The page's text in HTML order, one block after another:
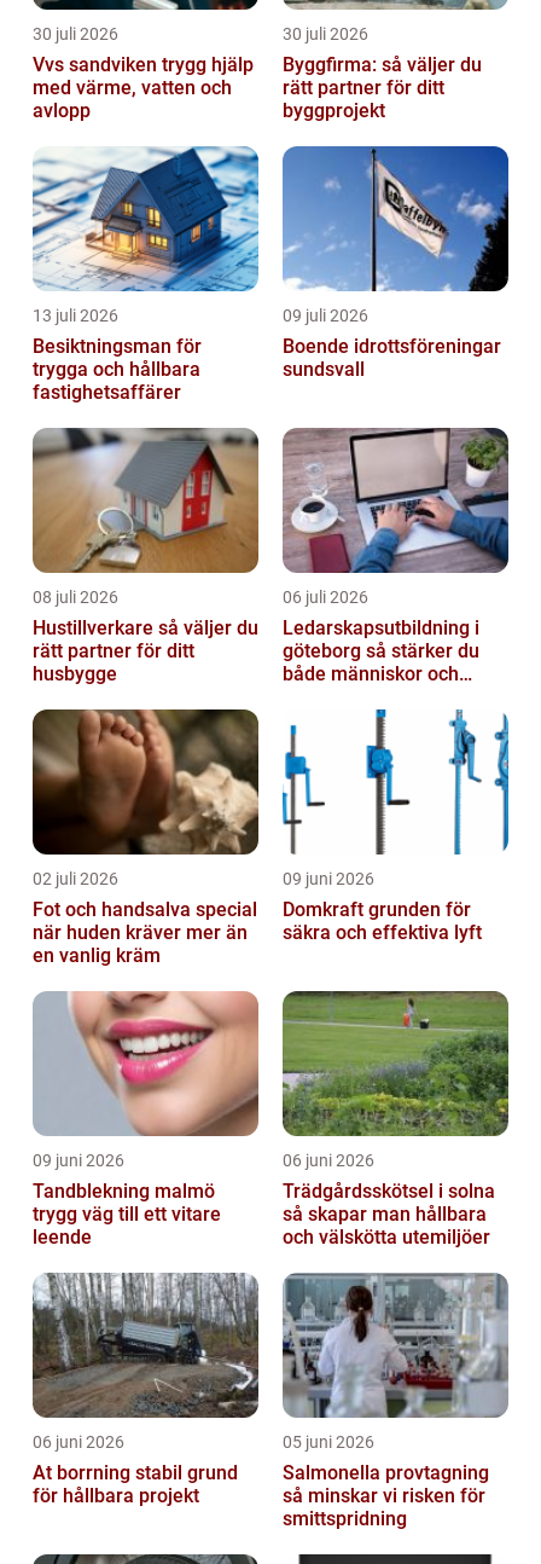
30 juli 2026
Vvs sandviken trygg hjälp
med värme, vatten och
avlopp
30 juli 2026
Byggfirma: så väljer du
rätt partner för ditt
byggprojekt
13 juli 2026
Besiktningsman för
trygga och hållbara
fastighetsaffärer
09 juli 2026
Boende idrottsföreningar
sundsvall
08 juli 2026
Hustillverkare så väljer du
rätt partner för ditt
husbygge
06 juli 2026
Ledarskapsutbildning i
göteborg så stärker du
både människor och
02 juli 2026
Fot och handsalva special
när huden kräver mer än
en vanlig kräm
09 juni 2026
Domkraft grunden för
säkra och effektiva lyft
09 juni 2026
Tandblekning malmö
trygg väg till ett vitare
leende
06 juni 2026
Trädgårdsskötsel i solna
så skapar man hållbara
och välskötta utemiljöer
06 juni 2026
At borrning stabil grund
för hållbara projekt
05 juni 2026
Salmonella provtagning
så minskar vi risken för
smittspridning